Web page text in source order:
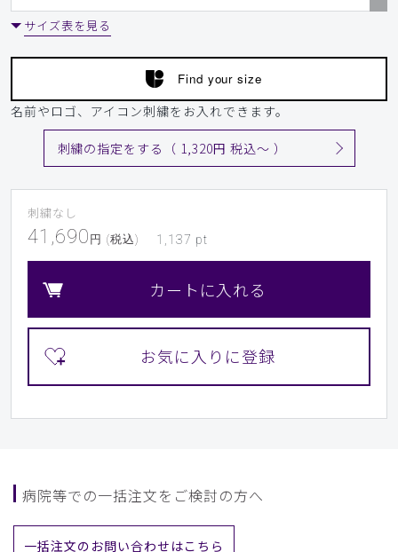
サイズ表を見る
Find your size
名前やロゴ、アイコン刺繍をお入れできます。
刺繍の指定をする（ 1,320円 税込〜 ）
刺繍なし
41,690 円 (税込) 1,137 pt
カートに入れる
病院等での一括注文をご検討の方へ
一括注文のお問い合わせはこちら